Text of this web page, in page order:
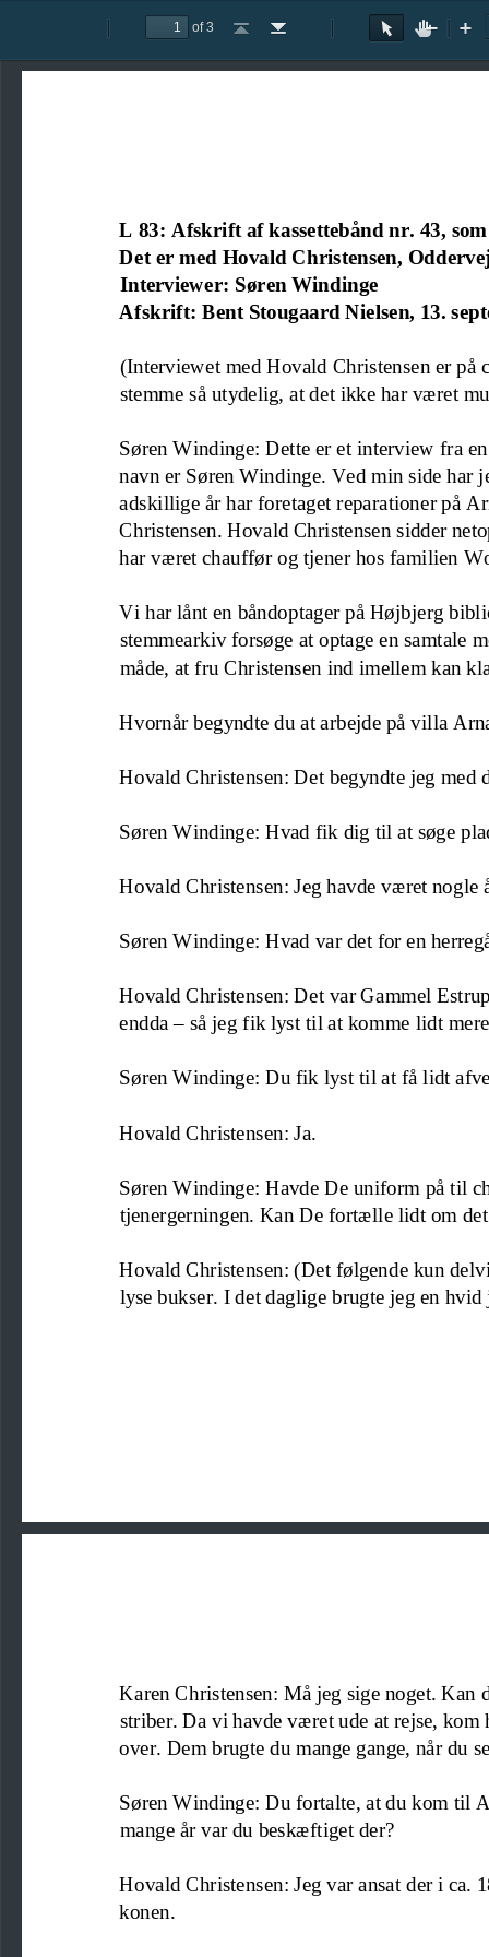
PreviousNext
of 3
Go
Go
Rotate
RotateText
HandZoom
L 83: Afskrift af kassettebånd nr. 43 som
Det er med Hovald Christensen,
Interviewer: Søren Windinge
Afskrift: Bent Stougaard Nielsen, 13 .
(Interviewet med Hovald Christensen er på
stemme så utydelig, at det ikke har været
Søren Windinge: Dette er et interview fra
navn er Søren Windinge Ved min side har
adskillige år har foretaget reparationer på
Christensen. Hovald Christensen sidder
har været chauffør og tjener hos familien
Vi har lånt en båndoptager på Højbjerg
stemmearkiv forsøge at optage en samtale
måde, at fru Christensen ind imellem kan
Hvornår begyndte du at arbejde på villa
Hovald Christensen: Det begyndte jeg med
Søren Windinge: Hvad fik dig til at søge
Hovald Christensen: Jeg havde været nogle
Søren Windinge: Hvad var det for en
Hovald Christensen: Det var Gammel
endda – så jeg fik lyst til at komme lidt
Søren Windinge: Du fik lyst til at få lidt
Hovald Christensen: Ja.
Søren Windinge: Havde De uniform på til
tjenergerningen. Kan De fortælle lidt om
Hovald Christensen: (Det følgende kun
lyse bukser. I det daglige brugte jeg en hvid
Karen Christensen: Må jeg sige noget. Kan
striber. Da vi havde været ude at rejse,
over. Dem brugte du mange gange, når du
Søren Windinge: Du fortalte, at du kom til
mange år var du beskæftiget der?
Hovald Christensen: Jeg var ansat der i
konen.